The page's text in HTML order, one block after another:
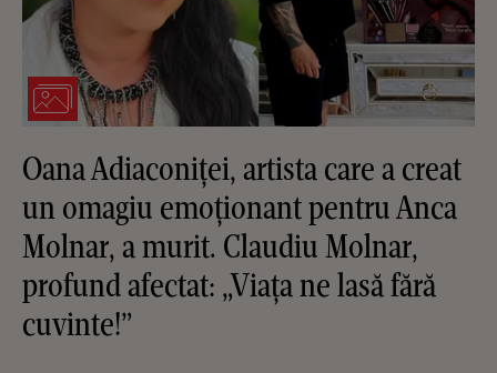
Oana Adiaconiței, artista care a creat
un omagiu emoționant pentru Anca
Molnar, a murit. Claudiu Molnar,
profund afectat: „Viața ne lasă fără
cuvinte!”